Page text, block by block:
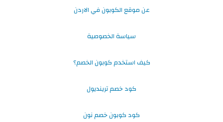
عن موقع الكوبون في الاردن
سياسة الخصوصية
كيف استخدم كوبون الخصم؟
كود خصم ترينديول
كود كوبون خصم نون